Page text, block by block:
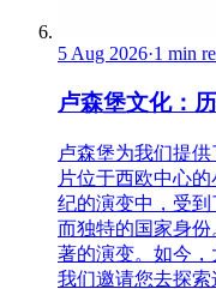
5 Aug 2026·1 min
卢森堡文化：
卢森堡为我们提
片位于西欧中心
纪的演变中，受
而独特的国家身
著的演变。如今
我们邀请您去探